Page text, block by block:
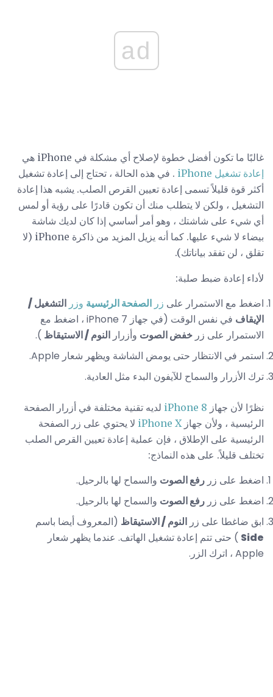
ad
غالبًا ما تكون أفضل خطوة لإصلاح أي مشكلة في iPhone هي
إعادة تشغيل iPhone
. في هذه الحالة ، تحتاج إلى إعادة تشغيل
أكثر قوة قليلاً تسمى إعادة تعيين القرص الصلب. يشبه هذا إعادة
التشغيل ، ولكن لا يتطلب منك أن تكون قادرًا على رؤية أو لمس
أي شيء على شاشتك ، وهو أمر أساسي إذا كان لديك شاشة
بيضاء لا شيء عليها. كما أنه يزيل المزيد من ذاكرة iPhone (لا
تقلق ، لن تفقد بياناتك).
لأداء إعادة ضبط صلبة:
اضغط مع الاستمرار على زر الصفحة الرئيسية وزر التشغيل /
الإيقاف
في نفس الوقت (في جهاز iPhone 7 ، اضغط مع
الاستمرار على زر خفض الصوت وأزرار النوم / الاستيقاظ ).
استمر في الانتظار حتى يومض الشاشة ويظهر شعار Apple.
ترك الأزرار والسماح للآيفون البدء مثل العادية.
نظرًا لأن جهاز iPhone 8 لديه تقنية مختلفة في أزرار الصفحة
الرئيسية ، ولأن جهازiPhone X لا يحتوي على زر الصفحة
الرئيسية على الإطلاق ، فإن عملية إعادة تعيين القرص الصلب
تختلف قليلاً. على هذه النماذج:
اضغط على زر رفع الصوت والسماح لها بالرحيل.
اضغط على زر رفع الصوت والسماح لها بالرحيل.
ابق ضاغطا على زر النوم / الاستيقاظ (المعروف أيضا باسم
Side ) حتى تتم إعادة تشغيل الهاتف. عندما يظهر شعار
Apple ، اترك الزر.